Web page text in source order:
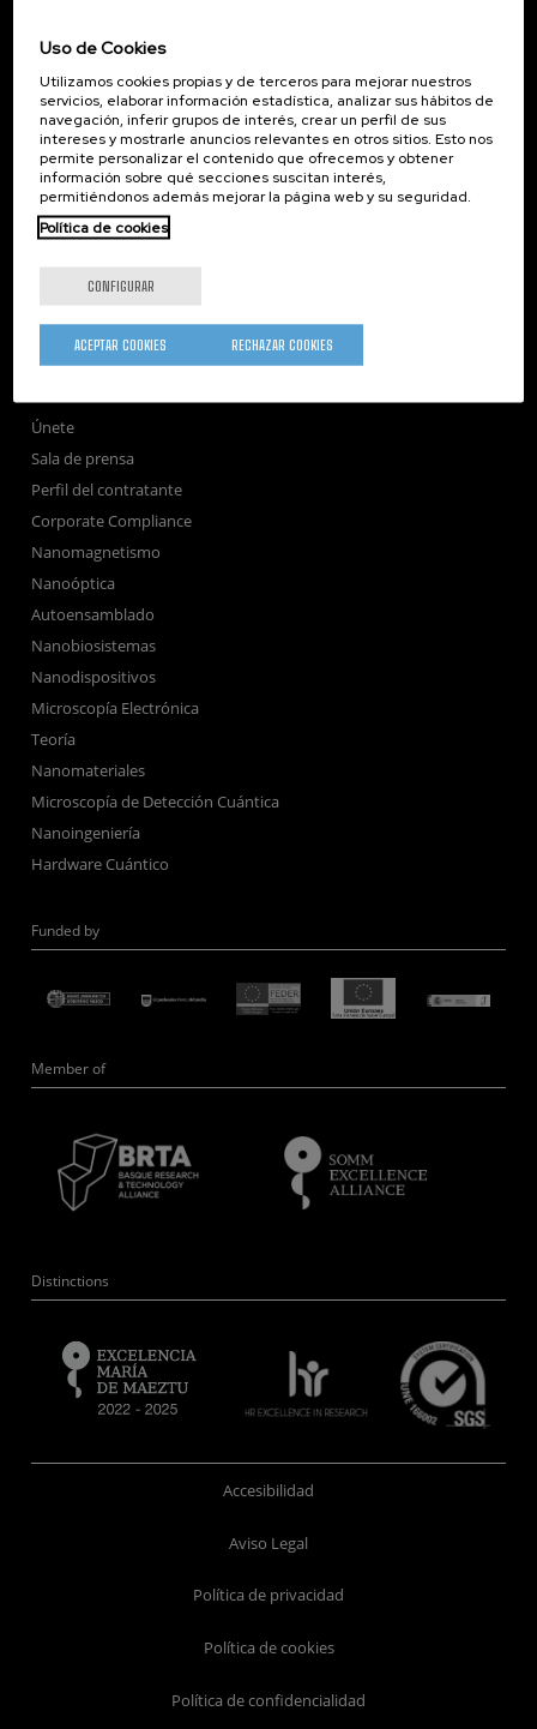
Subscribe to our Newsletter
nanoGUNE
Investigación
Transferencia
Formación
Sociedad
nanoPeople
Publicaciones
Únete
Sala de prensa
Perfil del contratante
Corporate Compliance
Nanomagnetismo
Nanoóptica
Autoensamblado
Nanobiosistemas
Nanodispositivos
Microscopía Electrónica
Teoría
Nanomateriales
Microscopía de Detección Cuántica
Nanoingeniería
Hardware Cuántico
Funded by
Member of
Distinctions
Accesibilidad
Aviso Legal
Política de privacidad
Política de cookies
Política de confidencialidad
Uso de Cookies
Utilizamos cookies propias y de terceros para mejorar nuestros
servicios, elaborar información estadística, analizar sus hábitos de
navegación, inferir grupos de interés, crear un perfil de sus
intereses y mostrarle anuncios relevantes en otros sitios. Esto nos
permite personalizar el contenido que ofrecemos y obtener
información sobre qué secciones suscitan interés,
permitiéndonos además mejorar la página web y su seguridad.
Política de cookies
CONFIGURAR
RECHAZAR COOKIES
ACEPTAR COOKIES